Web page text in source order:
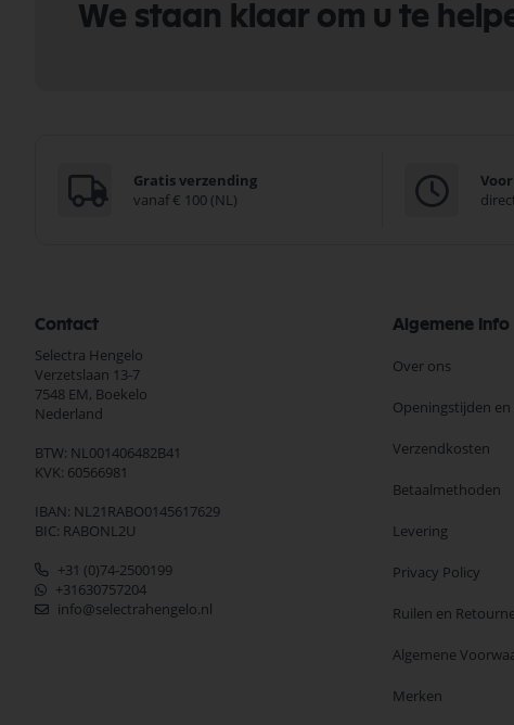
We staan klaar om u te
Gratis verzending
vanaf € 100 (NL)
Contact
Selectra Hengelo
Verzetslaan 13-7
7548 EM, Boekelo
Nederland
BTW: NL001406482B41
KVK: 60566981
IBAN: NL21RABO0145617629
BIC: RABONL2U
+31 (0)74-2500199
+31630757204
info@selectrahengelo.nl
Algemene Info
Over ons
Openingstijden
Verzendkosten
Betaalmethoden
Levering
Privacy Policy
Ruilen en
Algemene
Merken